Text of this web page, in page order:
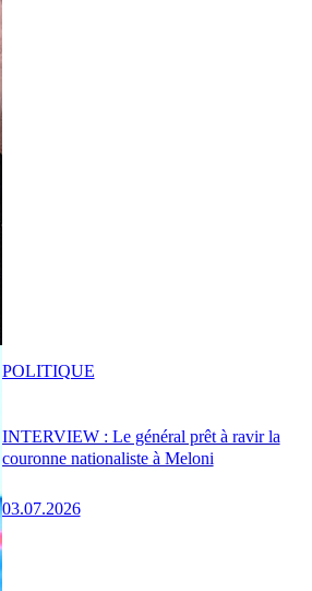
INTERVIEW : Le général prêt à ravir la
couronne nationaliste à Meloni
03.07.2026
POLITIQUE